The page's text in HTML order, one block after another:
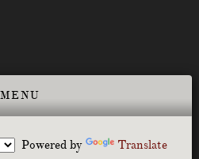
Powered by Translate